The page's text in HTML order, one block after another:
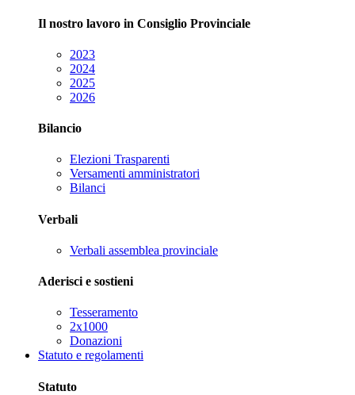
Il nostro lavoro in Consiglio Provinciale
2023
2024
2025
2026
Bilancio
Elezioni Trasparenti
Versamenti amministratori
Bilanci
Verbali
Verbali assemblea provinciale
Aderisci e sostieni
Tesseramento
2x1000
Donazioni
Statuto e regolamenti
Statuto